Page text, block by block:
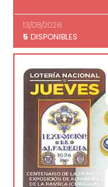
13/08/2026
5 DISPONIBLES